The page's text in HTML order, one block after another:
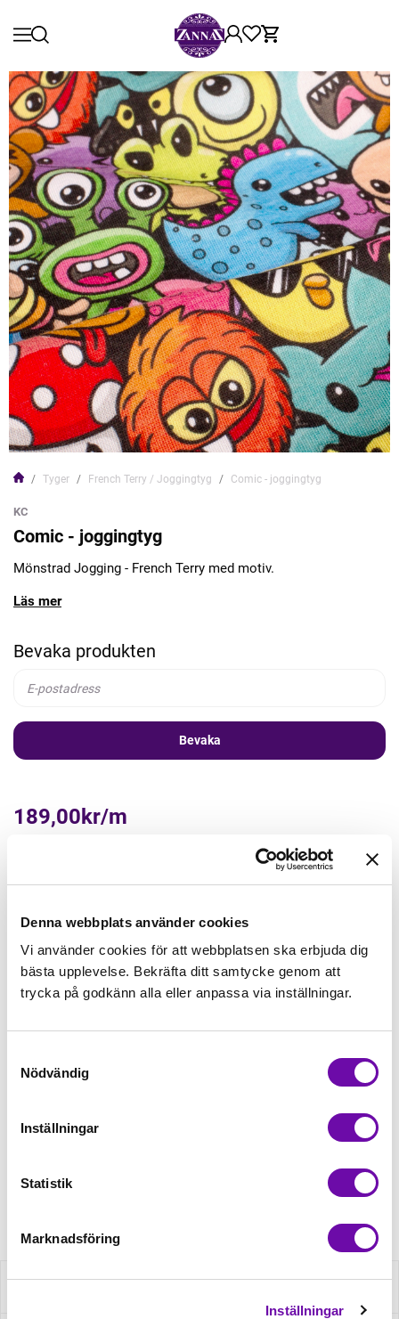
Denna webbplats använder cookies
Vi använder cookies för att webbplatsen ska erbjuda dig
bästa upplevelse. Bekräfta ditt samtycke genom att
trycka på godkänn alla eller anpassa via inställningar.
Nödvändig
Inställningar
Statistik
Marknadsföring
Inställningar
Tyger French Terry / Joggingtyg Comic - joggingtyg
KC
Comic - joggingtyg
Mönstrad Jogging - French Terry med motiv.
Läs mer
Bevaka produkten
Bevaka
189,00kr/m
Lägg först önskad mängd i varukorgen,
välj sedan matchande tillbehör
Tråd matchande +45,00kr
Beställningsvara